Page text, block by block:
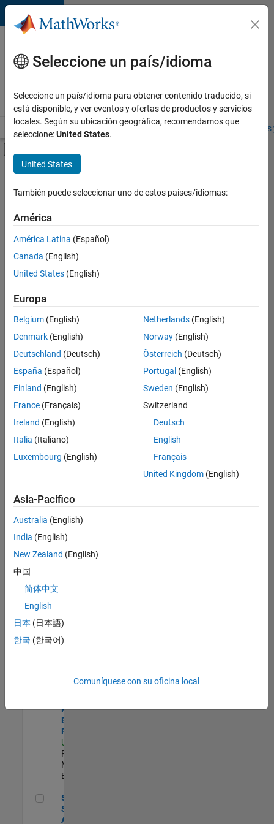
Saltar al contenido
Ofertas
de
empleo
MathWorks
Visión general Búsqueda de empleo Oficinas locales
Contenido principal
FILTRADO POR
Ordenar por
Guardar
empleos
seleccionados
No se
han
traducido
todos
los
empleos.
Busque
por
ubicación
todos
empleos
en su
zona.
Product Strategy Lead - Cloud & Ecosystem for Simulink
Ecosystem for
US-MA-Natick
Experimentado
Product
Engineer -
FPGA / ASIC
US-MA-Natick
Product
Marketing |
Experimentado
Senior Security Assurance Engineer
Senior
Security
Assurance
Seleccione un país/idioma
Seleccione un país/idioma para obtener contenido traducido, si
está disponible, y ver eventos y ofertas de productos y servicios
locales. Según su ubicación geográfica, recomendamos que
seleccione:United States.
United States
También puede seleccionar uno de estos países/idiomas:
América
América Latina (Español)
Canada (English)
United States (English)
Europa
Belgium (English)
Denmark (English)
Deutschland (Deutsch)
España (Español)
Finland (English)
France (Français)
Ireland (English)
Italia (Italiano)
Luxembourg (English)
Netherlands(English)
Norway(English)
Österreich (Deutsch)
Portugal (English)
Sweden (English)
Switzerland
Deutsch
English
Français
United Kingdom(English)
Asia-Pacífico
Australia (English)
India (English)
New Zealand (English)
中国
简体中文
English
日本 (日本語)
한국 (한국어)
Comuníquese con su oficina local